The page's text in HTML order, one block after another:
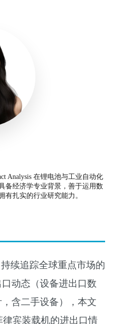
Analysis 在锂电池与工业自动化
备经济学专业背景，善于运用数
有扎实的行业研究能力。
持续追踪全球重点市场的
动态（设备进出口数
含二手设备），本文
律宾装载机的进出口情